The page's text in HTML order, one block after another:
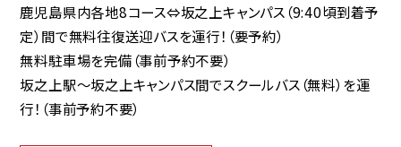
鹿児島県内各地8コース⇔坂之上キャンパス（9:40頃到着予
定）間で無料往復送迎バスを運行！ （要予約）
無料駐車場を完備（事前予約不要）
坂之上駅～坂之上キャンパス間でスクールバス（無料） を運
行！（事前予約不要）